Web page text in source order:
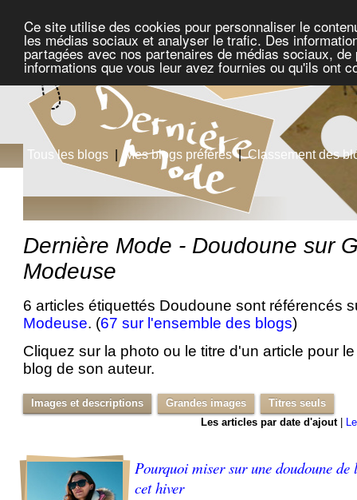
Ce site utilise des cookies pour personnaliser le
les médias sociaux et analyser le trafic. Des
partagées avec nos partenaires de médias sociaux,
informations que vous leur avez fournies ou qu'ils ont
Tous les blogs | Mes blogs préférés|Classement des
Dernière Mode - Doudoune sur
Modeuse
6 articles étiquettés Doudoune sont référencés
Modeuse. (67 sur l'ensemble des blogs)
Cliquez sur la photo ou le titre d'un article pour
blog de son auteur.
Images et descriptions Grandes images
Titres seuls
Les articles par date d'ajout|
Pourquoi miser sur une doudoune de
cet hiver